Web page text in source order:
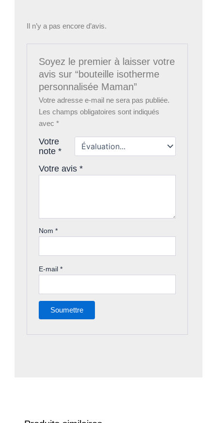
Il n’y a pas encore d’avis.
Soyez le premier à laisser votre
avis sur “bouteille isotherme
personnalisée Maman”
Votre adresse e-mail ne sera pas publiée.
Les champs obligatoires sont indiqués
avec*
Votre
note*
Votre avis*
Nom*
E-mail*